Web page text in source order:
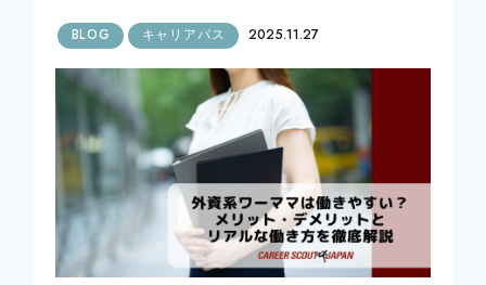
BLOG キャリアパス 2025.11.27